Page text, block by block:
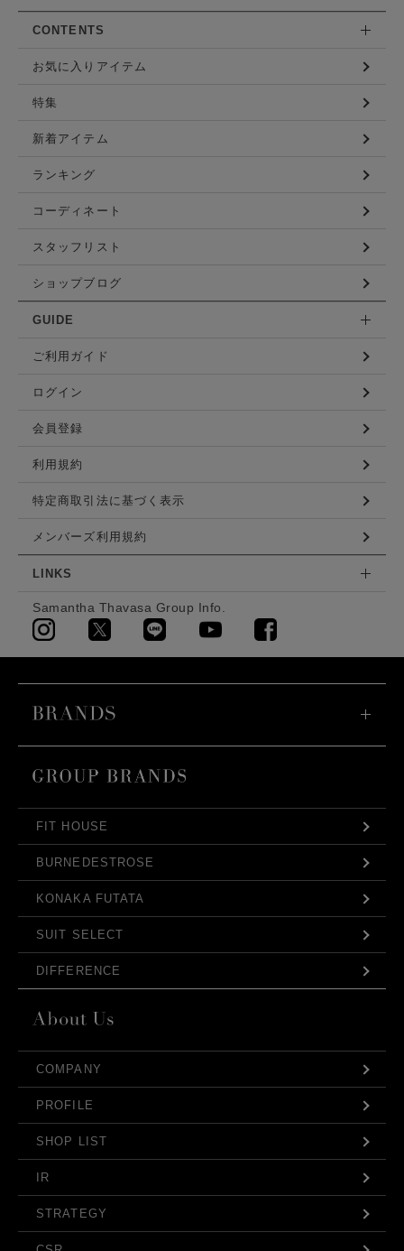
CONTENTS
お気に入りアイテム
特集
新着アイテム
ランキング
コーディネート
スタッフリスト
ショップブログ
GUIDE
ご利用ガイド
ログイン
会員登録
利用規約
特定商取引法に基づく表示
メンバーズ利用規約
LINKS
Samantha Thavasa Group Info.
FIT HOUSE
BURNEDESTROSE
KONAKA FUTATA
SUIT SELECT
DIFFERENCE
COMPANY
PROFILE
SHOP LIST
IR
STRATEGY